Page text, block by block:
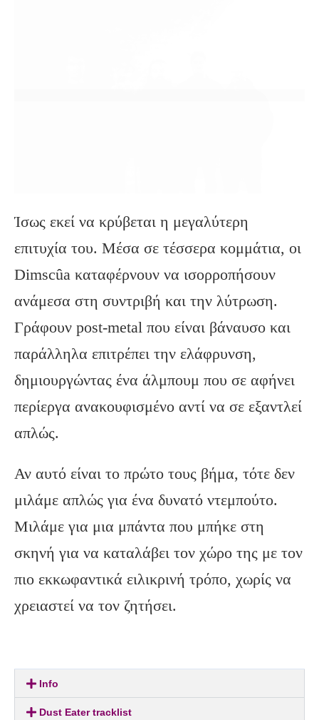
Ίσως εκεί να κρύβεται η μεγαλύτερη
επιτυχία του. Μέσα σε τέσσερα κομμάτια, οι
Dimscûa καταφέρνουν να ισορροπήσουν
ανάμεσα στη συντριβή και την λύτρωση.
Γράφουν post-metal που είναι βάναυσο και
παράλληλα επιτρέπει την ελάφρυνση,
δημιουργώντας ένα άλμπουμ που σε αφήνει
περίεργα ανακουφισμένο αντί να σε εξαντλεί
απλώς.
Αν αυτό είναι το πρώτο τους βήμα, τότε δεν
μιλάμε απλώς για ένα δυνατό ντεμπούτο.
Μιλάμε για μια μπάντα που μπήκε στη
σκηνή για να καταλάβει τον χώρο της με τον
πιο εκκωφαντικά ειλικρινή τρόπο, χωρίς να
χρειαστεί να τον ζητήσει.
Info
Dust Eater tracklist